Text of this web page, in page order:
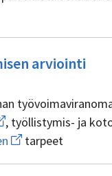
arviointi
, työllistymis- ja
Avaa
uuden
ikkunan
tarpeet